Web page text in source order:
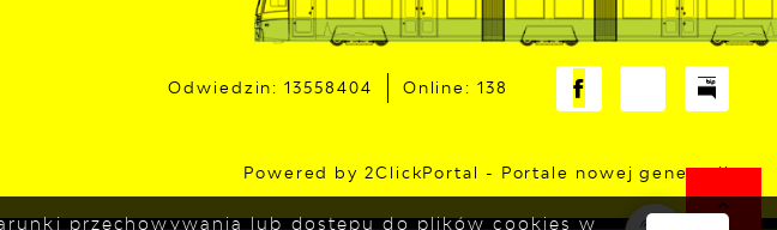
Odwiedzin: 13558404 Online: 138
Powered by2ClickPortal - Portale nowej generacji
przechowywania lub dostępu do plików cookies w